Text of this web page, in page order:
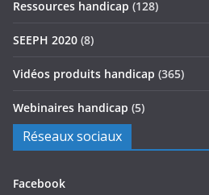
Ressources handicap (128)
SEEPH 2020 (8)
Vidéos produits handicap (365)
Webinaires handicap (5)
Réseaux sociaux
Facebook